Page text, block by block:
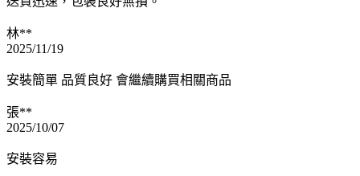
林**
2025/11/19
安裝簡單 品質良好 會繼續購買相關商品
張**
2025/10/07
安裝容易